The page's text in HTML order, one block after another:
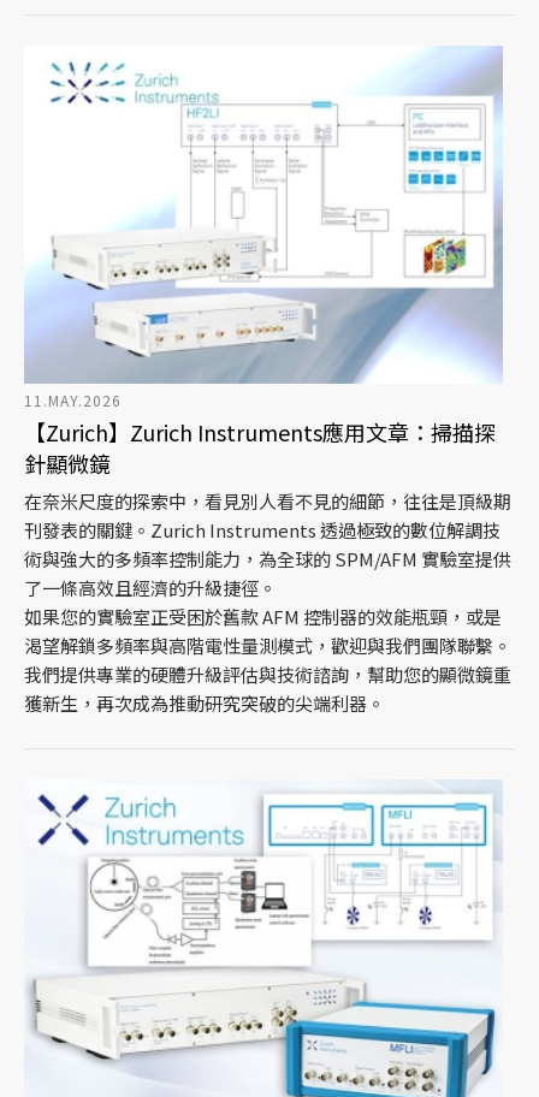
11.MAY.2026
【Zurich】Zurich Instruments應用文章：掃描探
針顯微鏡
在奈米尺度的探索中，看見別人看不見的細節，往往是頂級期
刊發表的關鍵。Zurich Instruments 透過極致的數位解調技
術與強大的多頻率控制能力，為全球的 SPM/AFM 實驗室提供
了一條高效且經濟的升級捷徑。
如果您的實驗室正受困於舊款 AFM 控制器的效能瓶頸，或是
渴望解鎖多頻率與高階電性量測模式，歡迎與我們團隊聯繫。
我們提供專業的硬體升級評估與技術諮詢，幫助您的顯微鏡重
獲新生，再次成為推動研究突破的尖端利器。